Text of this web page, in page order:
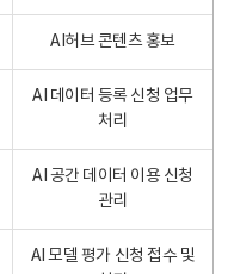
AI허브 콘텐츠 홍보
AI 데이터 등록 신청 업무
처리
AI 공간 데이터 이용 신청
관리
AI 모델 평가 신청 접수 및